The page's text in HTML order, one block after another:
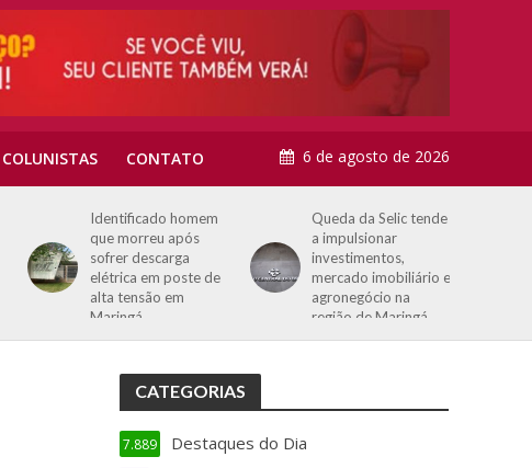
COLUNISTAS CONTATO 6 de agosto de 2026
Identificado homem
que morreu após
sofrer descarga
elétrica em poste de
alta tensão em
Maringá
Queda da Selic tende
a impulsionar
investimentos,
mercado imobiliário e
agronegócio na
região de Maringá
CATEGORIAS
Destaques do Dia
7.889